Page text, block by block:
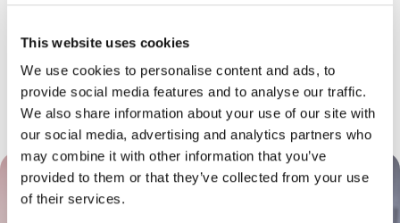
This website uses cookies
We use cookies to personalise content and ads, to
provide social media features and to analyse our traffic.
We also share information about your use of our site with
our social media, advertising and analytics partners who
may combine it with other information that you’ve
provided to them or that they’ve collected from your use
of their services.
Heartpace fungerer?
Feil:Kontaktskjema ble ikke funnet.